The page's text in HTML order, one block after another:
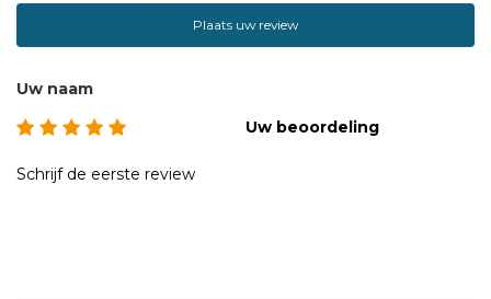
Plaats uw review
Uw naam
Uw beoordeling
Schrijf de eerste review